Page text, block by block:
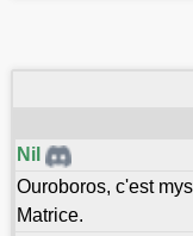
Nil
Ouroboros, c'est
Matrice.